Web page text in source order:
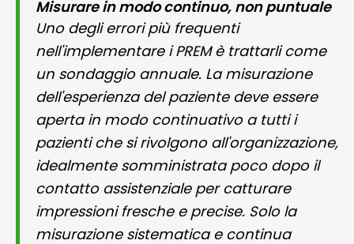
Misurare in modo continuo, non puntuale
Uno degli errori più frequenti
nell'implementare i PREM è trattarli come
un sondaggio annuale. La misurazione
dell'esperienza del paziente deve essere
aperta in modo continuativo a tutti i
pazienti che si rivolgono all'organizzazione,
idealmente somministrata poco dopo il
contatto assistenziale per catturare
impressioni fresche e precise. Solo la
misurazione sistematica e continua